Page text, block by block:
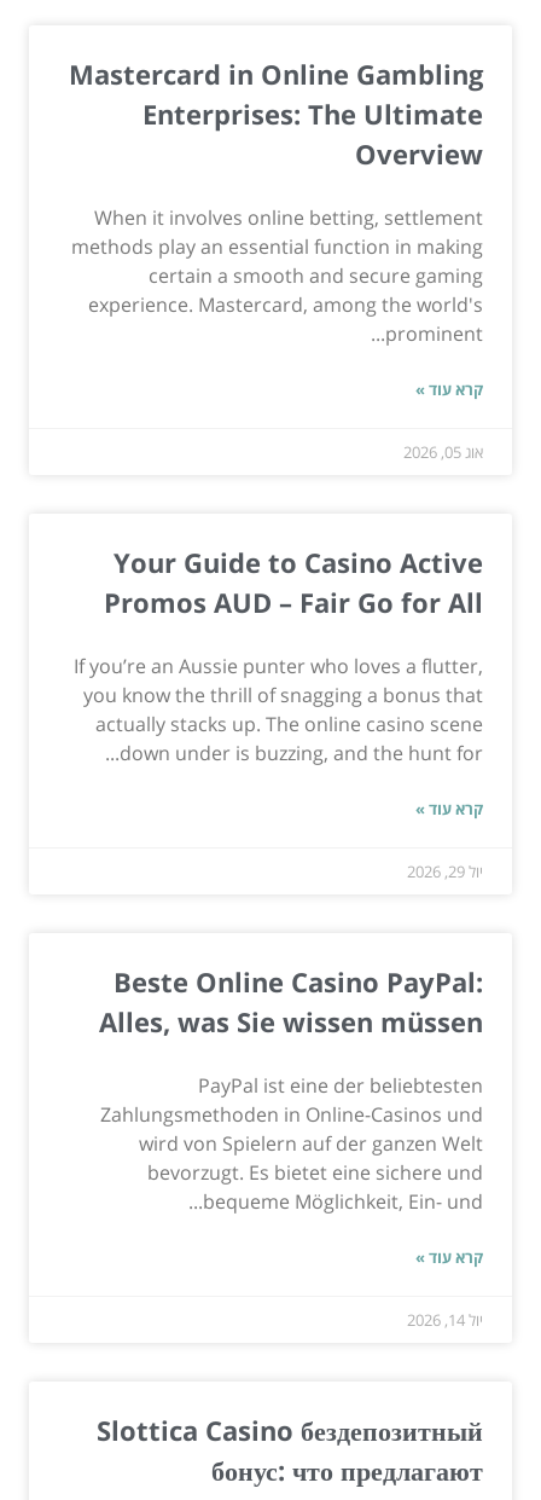
Mastercard in Online Gambling
Enterprises: The Ultimate
Overview
When it involves online betting, settlement
methods play an essential function in making
certain a smooth and secure gaming
experience. Mastercard, among the world's
prominent...
קרא עוד »
אוג 05, 2026
Your Guide to Casino Active
Promos AUD – Fair Go for All
If you’re an Aussie punter who loves a flutter,
you know the thrill of snagging a bonus that
actually stacks up. The online casino scene
down under is buzzing, and the hunt for...
קרא עוד »
יול 29, 2026
Beste Online Casino PayPal:
Alles, was Sie wissen müssen
PayPal ist eine der beliebtesten
Zahlungsmethoden in Online-Casinos und
wird von Spielern auf der ganzen Welt
bevorzugt. Es bietet eine sichere und
bequeme Möglichkeit, Ein- und...
קרא עוד »
יול 14, 2026
Slottica Casino бездепозитный
бонус: что предлагают